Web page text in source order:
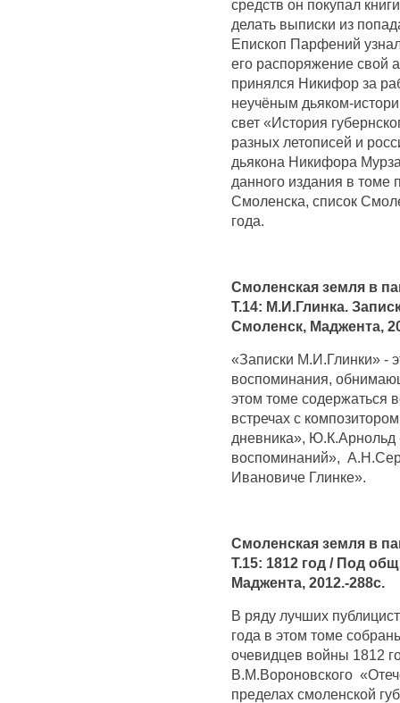
средств он покупал
делать выписки из
Епископ Парфений
его распоряжение свой
принялся Никифор за
неучёным дьяком-
свет «История
разных летописей и
дьякона Никифора
данного издания в томе
Смоленска, список
года.
Смоленская земля в
Т.14: М.И.Глинка.
Смоленск, Маджента,
«Записки М.И.Глинки» -
воспоминания,
этом томе содержаться
встречах с
дневника», Ю.К.Арнольд
воспоминаний»,
Ивановиче Глинке».
Смоленская земля в
Т.15: 1812 год / Под
Маджента, 2012.-288с.
В ряду лучших
года в этом томе
очевидцев войны 1812
В.М.Вороновского
пределах смоленской